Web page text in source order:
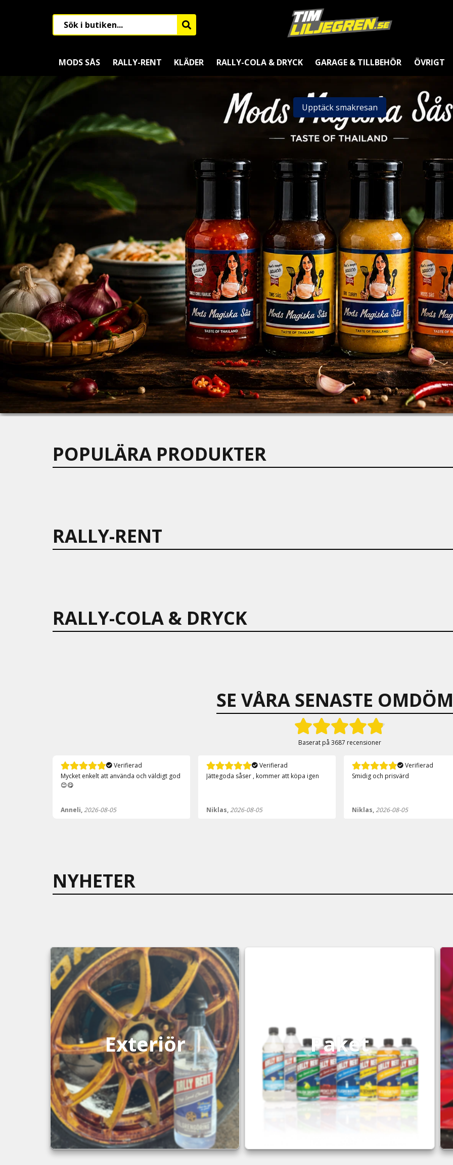
MODS SÅS RALLY-RENT KLÄDER RALLY-COLA & DRYCK GARAGE & TILLBEHÖR ÖVRIGT
Upptäck smakresan
POPULÄRA PRODUKTER
RALLY-RENT
RALLY-COLA & DRYCK
SE VÅRA SENASTE
Baserat på 3687 recensioner
Verifierad
Jättegoda såser , kommer att köpa igen
Niklas,2026-08-05
Verifierad
Smidig och prisvärd
Niklas,2026-08-05
Verifierad
Över förväntan🤩
Anonym,2026-08-05
NYHETER
Exteriör Paket